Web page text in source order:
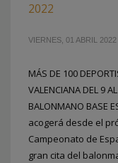
2022
VIERNES, 01 ABRIL 2022
MÁS DE 100
VALENCIANA DEL 9
BALONMANO BASE
acogerá desde el
Campeonato de
gran cita del